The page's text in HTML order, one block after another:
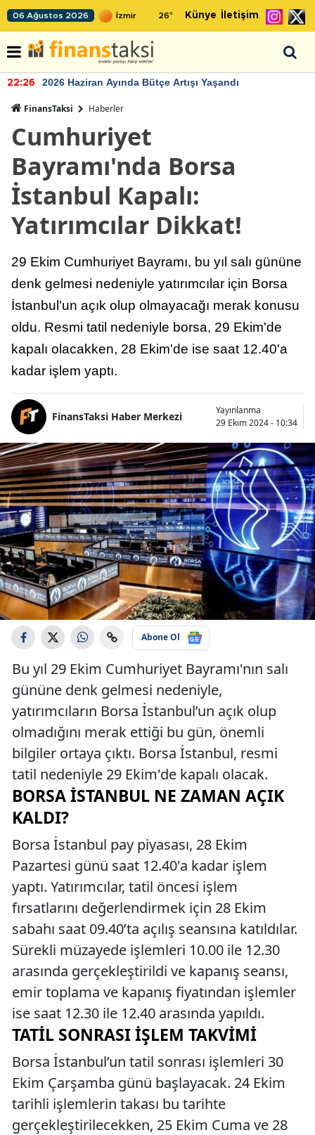
06 Ağustos 2026 26° Künye İletişim
22:26 2026 Haziran Ayında Bütçe Artışı Yaşandı
FinansTaksi Haberler
Cumhuriyet
Bayramı'nda Borsa
İstanbul Kapalı:
Yatırımcılar Dikkat!
29 Ekim Cumhuriyet Bayramı, bu yıl salı gününe
denk gelmesi nedeniyle yatırımcılar için Borsa
İstanbul'un açık olup olmayacağı merak konusu
oldu. Resmi tatil nedeniyle borsa, 29 Ekim'de
kapalı olacakken, 28 Ekim'de ise saat 12.40'a
kadar işlem yaptı.
FinansTaksi Haber Merkezi
Yayınlanma
29 Ekim 2024 - 10:34
Abone Ol
Bu yıl 29 Ekim Cumhuriyet Bayramı'nın salı
gününe denk gelmesi nedeniyle,
yatırımcıların Borsa İstanbul’un açık olup
olmadığını merak ettiği bu gün, önemli
bilgiler ortaya çıktı. Borsa İstanbul, resmi
tatil nedeniyle 29 Ekim'de kapalı olacak.
BORSA İSTANBUL NE ZAMAN AÇIK
KALDI?
Borsa İstanbul pay piyasası, 28 Ekim
Pazartesi günü saat 12.40'a kadar işlem
yaptı. Yatırımcılar, tatil öncesi işlem
fırsatlarını değerlendirmek için 28 Ekim
sabahı saat 09.40’ta açılış seansına katıldılar.
Sürekli müzayede işlemleri 10.00 ile 12.30
arasında gerçekleştirildi ve kapanış seansı,
emir toplama ve kapanış fiyatından işlemler
ise saat 12.30 ile 12.40 arasında yapıldı.
TATIL SONRASI İŞLEM TAKVIMI
Borsa İstanbul’un tatil sonrası işlemleri 30
Ekim Çarşamba günü başlayacak. 24 Ekim
tarihli işlemlerin takası bu tarihte
gerçekleştirilecekken, 25 Ekim Cuma ve 28